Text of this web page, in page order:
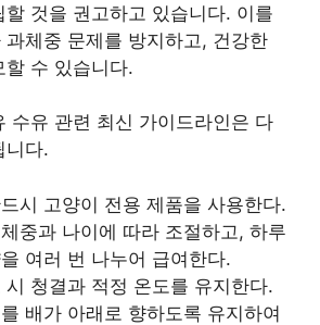
할 것을 권고하고 있습니다. 이를
과체중 문제를 방지하고, 건강한
할 수 있습니다.
수유 관련 최신 가이드라인은 다
니다.
시 고양이 전용 제품을 사용한다.
중과 나이에 따라 조절하고, 하루
여러 번 나누어 급여한다.
시 청결과 적정 온도를 유지한다.
배가 아래로 향하도록 유지하여